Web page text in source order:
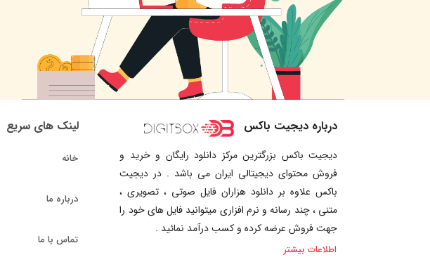
درباره دیجیت باکس
دیجیت باکس بزرگترین مرکز دانلود رایگان و خرید و
فروش محتوای دیجیتالی ایران می باشد . در دیجیت
باکس علاوه بر دانلود هزاران فایل صوتی ، تصویری ،
متنی ، چند رسانه و نرم افزاری میتوانید فایل های خود را
جهت فروش عرضه کرده و کسب درآمد نمائید .
اطلاعات بیشتر
لینک های سریع
خانه
درباره ما
تماس با ما